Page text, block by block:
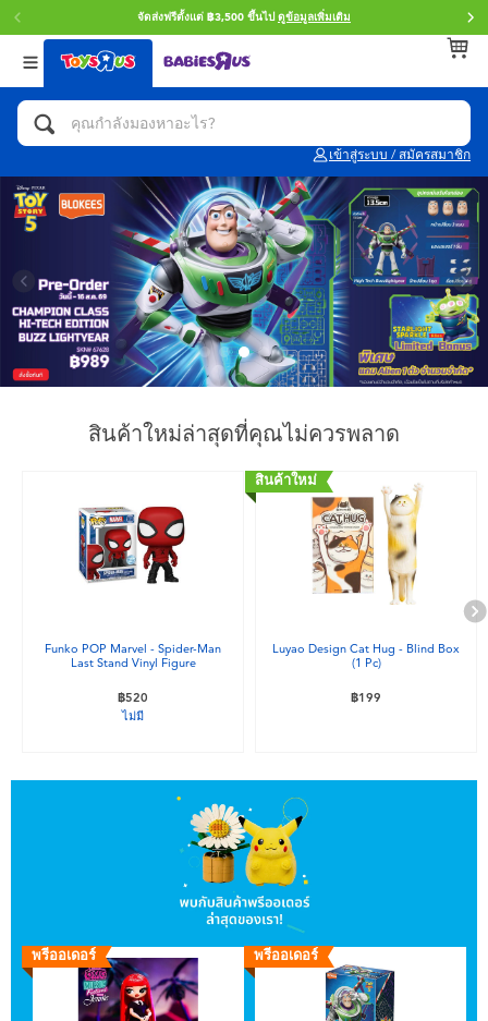
จัดส่งฟรีตั้งแต่ ฿3,500 ขึ้นไป ดูข้อมูลเพิ่มเติม
เข้าสู่ระบบ / สมัครสมาชิก
กลับ
หมวดหมู่
แอคชั่นฟิกเกอร์ และการสวมบทบาทเป็นฮีโร่
จักรยาน สกู๊ตเตอร์ และรถขาไถ
ตัวต่อและ LEGO
รถของเล่น, รถบรรทุกของเล่น, รถไฟของเล่น
และรีโมทบังคับ
กิจกรรมและงานคราฟท์
ตุ๊กตาและของสะสม
เกมและพัซเซิล
อุปกรณ์แต่งตัวและการสวมบทบาท
ของเล่นสำหรับเด็กทารกและวัยหัดเดิน
กลับ
แบรนด์
Toy Story ทอย สตอรี่
Super Mario ซูเปอร์ มาริโอ้
Star Wars
LEGOเลโก้
Blokees บล็อคคีส์
Zuru ซูรู
playpop
Hot Wheels ฮ็อตวีลส์
กลับ
Age
0~2 ปี
5~7 ปี
8~11 ปี
12~14 ปี
14+ ปี
สินค้าใหม่ล่าสุดที่คุณไม่ควรพลาด
Funko POP Marvel - Spider-Man
Last Stand Vinyl Figure
฿520
ไม่มี
สินค้าใหม่
Luyao Design Cat Hug - Blind Box
(1 Pc)
฿199
พรีออเดอร์ พรีออเดอร์